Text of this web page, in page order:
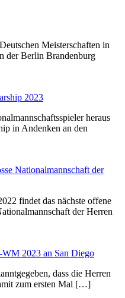
Meisterschaften in
der Berlin Brandenburg
2023
heraus
in Andenken an den
Nationalmannschaft der
findet das nächste offene
der Herren
2023 an San Diego
dass die Herren
zum ersten Mal […]